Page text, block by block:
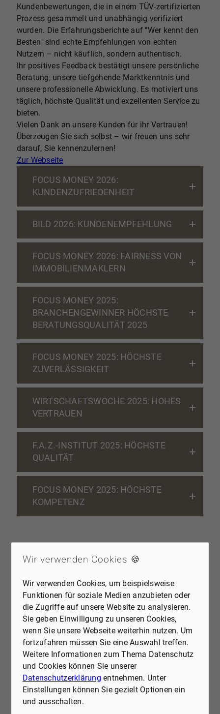
Kundenbewertungen, die in einem TÜV-zertifizierten
Prozess gesammelt und unabhängig verifiziert
wurden. Die Erfahrungsberichte auf "Wer kennt den
Besten" sind echte Empfehlungen von echten
Nutzern – nicht käuflich, sondern authentisch.
Ihr positives Feedback bestätigt unsere persönliche
Beratung, unsere tiefgehende Marktkenntnis und
unsere professionelle Abwicklung. Es motiviert uns
täglich, höchste Qualität und exzellenten Service zu
bieten.
Vielen Dank an unsere Kunden für ihr Vertrauen!
Überzeugen Sie sich selbst – wir freuen uns sehr
darauf, Sie kennenzulernen!
Zur Webseite
FOCUS MONEY 2026:
KUNDENZUFRIEDENHEIT
BILD 2026: KUNDENEMPFEHLUNG
FOCUS MONEY 2026: FAIRNESS VON
IMMOBILIENMAKLERN
FOCUS MONEY 2025:
BRANCHENGEWINNER HÖCHSTE
BERATUNGSQUALITÄT 2025
FOCUS MONEY 2025: HÖCHSTE
ZUVERLÄSSIGKEIT
WIRTSCHAFTSWOCHE 2025: HOHES
VERTRAUEN
F.A.Z.-INSTITUT 2025: HÖCHSTE
QUALITÄT
FOCUS MONEY 2025: HÖCHSTE
KOMPETENZ
WEITERE AUSZEICHNUNGEN
KUNDENZUFRIEDENHEIT
FOCUS MONEY 2025: FAIRE KONDITIONEN
BILD 2025: HOHE WEITEREMPFEHLUNG
FOCUS MONEY 2025: FAIRNESS VON
IMMOBILIENMAKLERN
F.A.Z. 2024: HÖCHSTE QUALITÄT
F.A.Z. 2024: SEHR HOHE TRANSPARENZ
FOCUS MONEY 2024: HÖCHSTE
KUNDENZUFRIEDENHEIT
FOCUS MONEY 2024: HÖCHSTE KOMPETENZ
BILD 2024: SEHR HOHE KUNDENEMPFEHLUNG
Wir verwenden Cookies 🍪
Wir verwenden Cookies, um beispielsweise
Funktionen für soziale Medien anzubieten oder
die Zugriffe auf unsere Website zu analysieren.
Sie geben Einwilligung zu unseren Cookies,
wenn Sie unsere Webseite weiterhin nutzen. Um
fortzufahren müssen Sie eine Auswahl treffen.
Weitere Informationen zum Thema Datenschutz
und Cookies können Sie unserer
Datenschutzerklärung entnehmen. Unter
Einstellungen können Sie gezielt Optionen ein
und ausschalten.